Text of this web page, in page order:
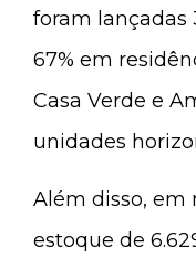
foram lançadas
67% em
Casa Verde e
unidades
Além disso, em
estoque de